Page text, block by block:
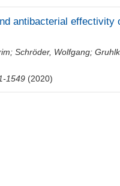
antibacterial effectivity
;Schröder, Wolfgang;
1549 (2020)